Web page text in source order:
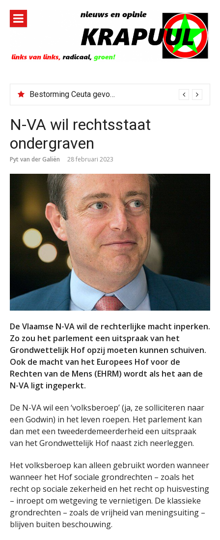
inhoud
Bestorming Ceuta gevolg van op sociale media verspreide hoax?
N-VA wil rechtsstaat
ondergraven
Pyt van der Galiën 28 februari 2023
De Vlaamse N-VA wil de rechterlijke macht inperken.
Zo zou het parlement een uitspraak van het
Grondwettelijk Hof opzij moeten kunnen schuiven.
Ook de macht van het Europees Hof voor de
Rechten van de Mens (EHRM) wordt als het aan de
N-VA ligt ingeperkt.
De N-VA wil een ‘volksberoep’ (ja, ze solliciteren naar
een Godwin) in het leven roepen. Het parlement kan
dan met een tweederdemeerderheid een uitspraak
van het Grondwettelijk Hof naast zich neerleggen.
Het volksberoep kan alleen gebruikt worden wanneer
wanneer het Hof sociale grondrechten – zoals het
recht op sociale zekerheid en het recht op huisvesting
– inroept om wetgeving te vernietigen. De klassieke
grondrechten – zoals de vrijheid van meningsuiting –
blijven buiten beschouwing.